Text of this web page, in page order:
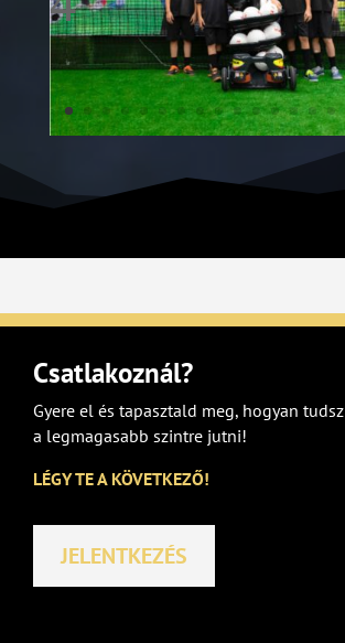
Csatlakoznál?
Gyere el és tapasztald meg, hogyan
a legmagasabb szintre jutni!
LÉGY TE A KÖVETKEZŐ!
JELENTKEZÉS